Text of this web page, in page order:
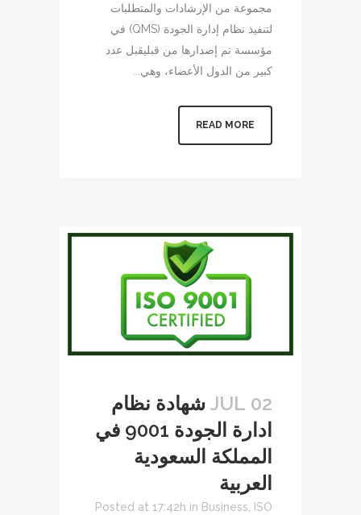
مجموعة من الإرشادات والمتطلبات
لتنفيذ نظام إدارة الجودة (QMS) في
مؤسسة تم إصدارها من قبليقبل عدد
كبير من الدول الأعضاء، وهي...
READ MORE
02 JUL
شهادة نظام
ادارة الجودة 9001 في
المملكة السعودية
العربية
Posted at 17:42h in Business, ISO